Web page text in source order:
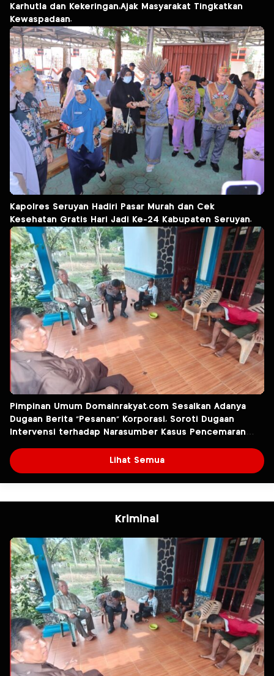
Karhutla dan Kekeringan,Ajak Masyarakat Tingkatkan
Kewaspadaan.
Kapolres Seruyan Hadiri Pasar Murah dan Cek
Kesehatan Gratis Hari Jadi Ke-24 Kabupaten Seruyan.
Pimpinan Umum Domainrakyat.com Sesalkan Adanya
Dugaan Berita “Pesanan” Korporasi, Soroti Dugaan
Intervensi terhadap Narasumber Kasus Pencemaran
Lihat Semua
Kriminal